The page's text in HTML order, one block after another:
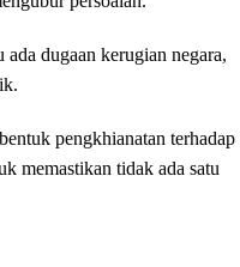
dugaan kerugian negara,
pengkhianatan terhadap
memastikan tidak ada satu